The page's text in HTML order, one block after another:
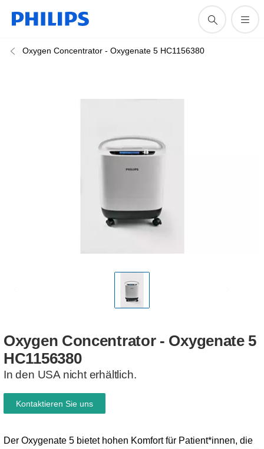
Oxygen Concentrator - Oxygenate 5 HC1156380
Oxygen Concentrator - Oxygenate 5
HC1156380
In den USA nicht erhältlich.
Der Oxygenate 5 bietet hohen Komfort für Patient*innen, die
Kontaktieren Sie uns